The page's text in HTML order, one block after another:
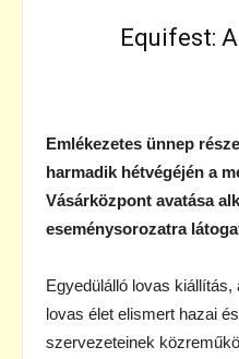
Equifest:
Emlékezetes ünnep
harmadik hétvégéjén a
Vásárközpont avatása
eseménysorozatra
Egyedülálló lovas
lovas élet elismert hazai
szervezeteinek